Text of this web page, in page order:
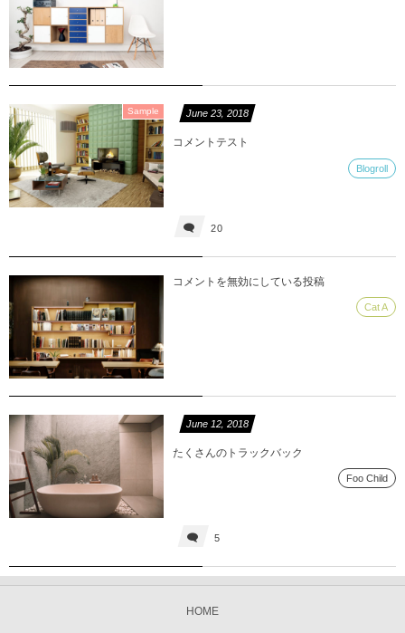
Sample June 23,2018
コメントテスト
Blogroll
20
コメントを無効にしている投稿
Cat A
June 12,2018
たくさんのトラックバック
Foo Child
5
HOME